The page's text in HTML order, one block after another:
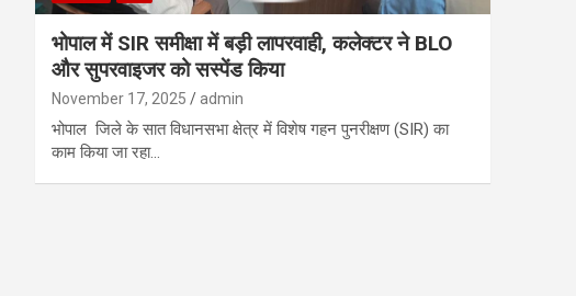
भोपाल में SIR समीक्षा में बड़ी लापरवाही, कलेक्टर ने BLO
और सुपरवाइजर को सस्पेंड किया
November 17, 2025 admin
भोपाल जिले के सात विधानसभा क्षेत्र में विशेष गहन पुनरीक्षण (SIR) का
काम किया जा रहा…